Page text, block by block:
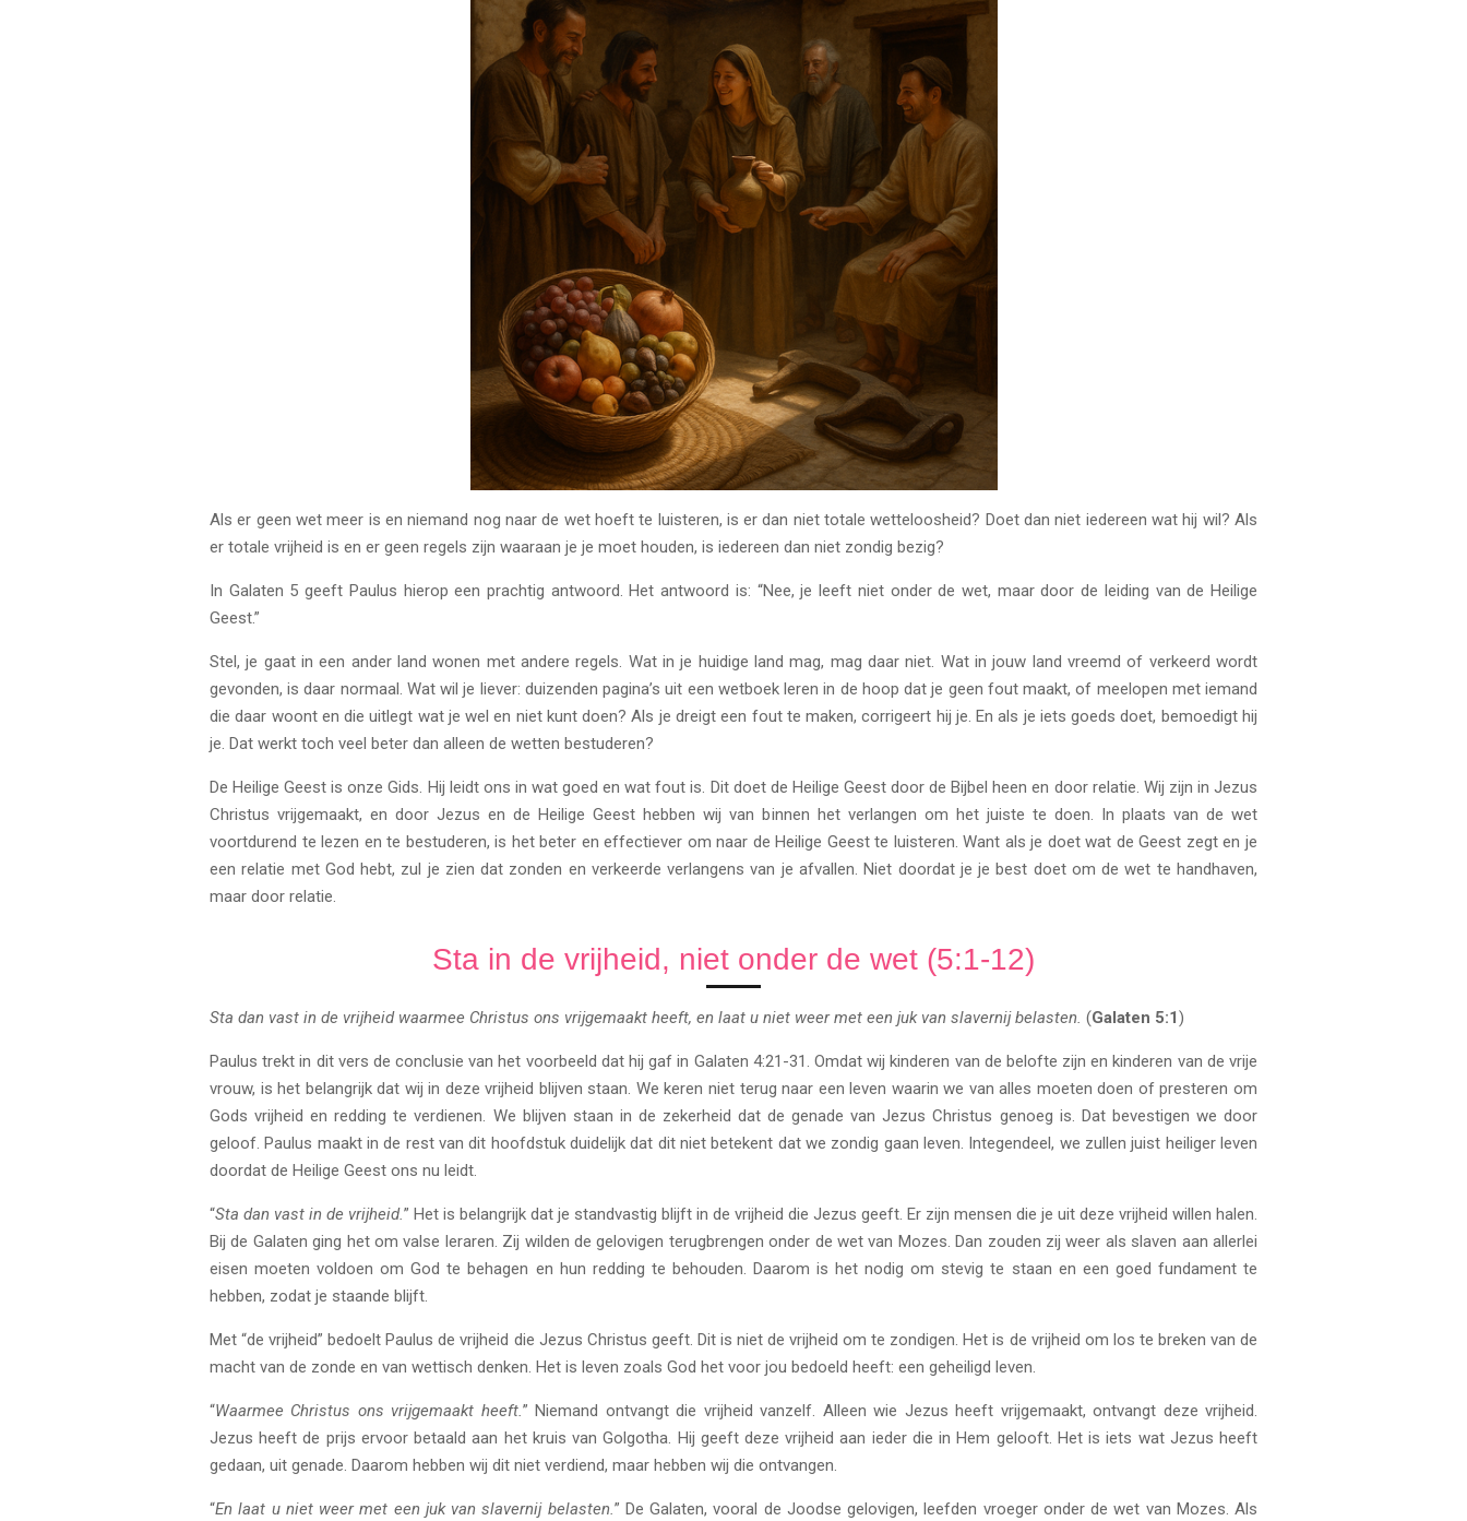
Als er geen wet meer is en niemand nog naar de wet hoeft te luisteren, is er dan niet totale wetteloosheid? Doet dan niet iedereen wat hij wil? Als
er totale vrijheid is en er geen regels zijn waaraan je je moet houden, is iedereen dan niet zondig bezig?
In Galaten 5 geeft Paulus hierop een prachtig antwoord. Het antwoord is: “Nee, je leeft niet onder de wet, maar door de leiding van de Heilige
Geest.”
Stel, je gaat in een ander land wonen met andere regels. Wat in je huidige land mag, mag daar niet. Wat in jouw land vreemd of verkeerd wordt
gevonden, is daar normaal. Wat wil je liever: duizenden pagina’s uit een wetboek leren in de hoop dat je geen fout maakt, of meelopen met iemand
die daar woont en die uitlegt wat je wel en niet kunt doen? Als je dreigt een fout te maken, corrigeert hij je. En als je iets goeds doet, bemoedigt hij
je. Dat werkt toch veel beter dan alleen de wetten bestuderen?
De Heilige Geest is onze Gids. Hij leidt ons in wat goed en wat fout is. Dit doet de Heilige Geest door de Bijbel heen en door relatie. Wij zijn in Jezus
Christus vrijgemaakt, en door Jezus en de Heilige Geest hebben wij van binnen het verlangen om het juiste te doen. In plaats van de wet
voortdurend te lezen en te bestuderen, is het beter en effectiever om naar de Heilige Geest te luisteren. Want als je doet wat de Geest zegt en je
een relatie met God hebt, zul je zien dat zonden en verkeerde verlangens van je afvallen. Niet doordat je je best doet om de wet te handhaven,
maar door relatie.
Sta in de vrijheid, niet onder de wet (5:1-12)
Sta dan vast in de vrijheid waarmee Christus ons vrijgemaakt heeft, en laat u niet weer met een juk van slavernij belasten. (Galaten 5:1)
Paulus trekt in dit vers de conclusie van het voorbeeld dat hij gaf in Galaten 4:21-31. Omdat wij kinderen van de belofte zijn en kinderen van de vrije
vrouw, is het belangrijk dat wij in deze vrijheid blijven staan. We keren niet terug naar een leven waarin we van alles moeten doen of presteren om
Gods vrijheid en redding te verdienen. We blijven staan in de zekerheid dat de genade van Jezus Christus genoeg is. Dat bevestigen we door
geloof. Paulus maakt in de rest van dit hoofdstuk duidelijk dat dit niet betekent dat we zondig gaan leven. Integendeel, we zullen juist heiliger leven
doordat de Heilige Geest ons nu leidt.
“Sta dan vast in de vrijheid.” Het is belangrijk dat je standvastig blijft in de vrijheid die Jezus geeft. Er zijn mensen die je uit deze vrijheid willen halen.
Bij de Galaten ging het om valse leraren. Zij wilden de gelovigen terugbrengen onder de wet van Mozes. Dan zouden zij weer als slaven aan allerlei
eisen moeten voldoen om God te behagen en hun redding te behouden. Daarom is het nodig om stevig te staan en een goed fundament te
hebben, zodat je staande blijft.
Met “de vrijheid” bedoelt Paulus de vrijheid die Jezus Christus geeft. Dit is niet de vrijheid om te zondigen. Het is de vrijheid om los te breken van de
macht van de zonde en van wettisch denken. Het is leven zoals God het voor jou bedoeld heeft: een geheiligd leven.
“Waarmee Christus ons vrijgemaakt heeft.” Niemand ontvangt die vrijheid vanzelf. Alleen wie Jezus heeft vrijgemaakt, ontvangt deze vrijheid.
Jezus heeft de prijs ervoor betaald aan het kruis van Golgotha. Hij geeft deze vrijheid aan ieder die in Hem gelooft. Het is iets wat Jezus heeft
gedaan, uit genade. Daarom hebben wij dit niet verdiend, maar hebben wij die ontvangen.
“En laat u niet weer met een juk van slavernij belasten.” De Galaten, vooral de Joodse gelovigen, leefden vroeger onder de wet van Mozes. Als